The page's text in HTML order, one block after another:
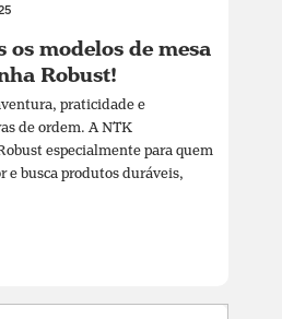
os modelos de mesa
Robust!
praticidade e
de ordem. A NTK
especialmente para quem
e busca produtos duráveis,